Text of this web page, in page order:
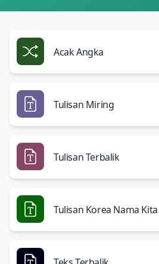
Acak Angka
Tulisan Miring
Tulisan Terbalik
Tulisan Korea Nama Kita